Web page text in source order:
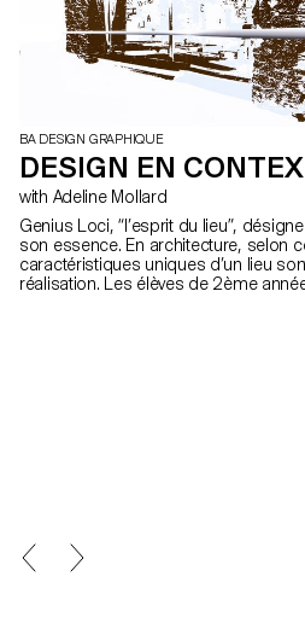
BA DESIGN GRAPHIQUE
DESIGN EN
with Adeline Mollard
Genius Loci, “l’esprit du lieu”,
son essence. En architecture, selon
caractéristiques uniques d’un lieu
réalisation. Les élèves de 2ème année en Design graphique ont